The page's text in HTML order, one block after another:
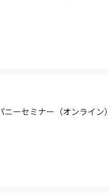
ニーセミナー（オンライ